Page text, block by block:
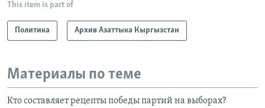
This item is part of
Политика Архив Азаттыка Кыргызстан
Материалы по теме
Кто составляет рецепты победы партий на выборах?